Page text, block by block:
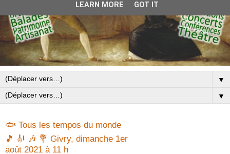
▼
▼
🐟 Tous les tempos du monde
🎵 🎻 🎶 💐 Givry, dimanche 1er
août 2021 à 11 h
LEARN MORE GOT IT